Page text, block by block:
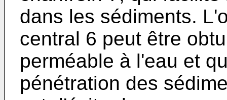
dans les sédiments.
central 6 peut être
perméable à l'eau et
pénétration des